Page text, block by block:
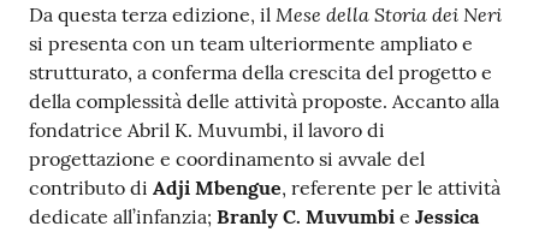
Da questa terza edizione, il Mese della Storia dei Neri
si presenta con un team ulteriormente ampliato e
strutturato, a conferma della crescita del progetto e
della complessità delle attività proposte. Accanto alla
fondatrice Abril K. Muvumbi, il lavoro di
progettazione e coordinamento si avvale del
contributo di Adji Mbengue, referente per le attività
dedicate all’infanzia; Branly C. Muvumbi e Jessica